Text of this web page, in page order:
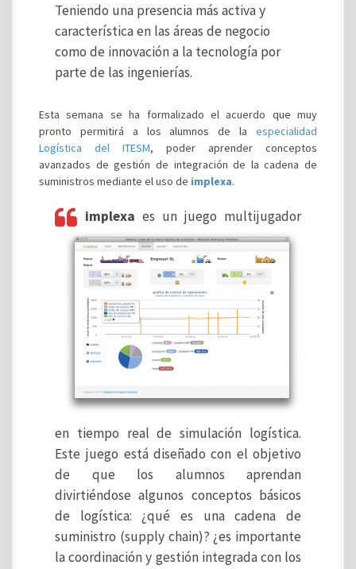
Teniendo una presencia más activa y
característica en las áreas de negocio
como de innovación a la tecnología por
parte de las ingenierías.
Esta semana se ha formalizado el acuerdo que muy
pronto permitirá a los alumnos de la especialidad
Logística del ITESM, poder aprender conceptos
avanzados de gestión de integración de la cadena de
suministros mediante el uso de implexa.
implexa es un juego multijugador
en tiempo real de simulación logística.
Este juego está diseñado con el objetivo
de que los alumnos aprendan
divirtiéndose algunos conceptos básicos
de logística: ¿qué es una cadena de
suministro (supply chain)? ¿es importante
la coordinación y gestión integrada con los